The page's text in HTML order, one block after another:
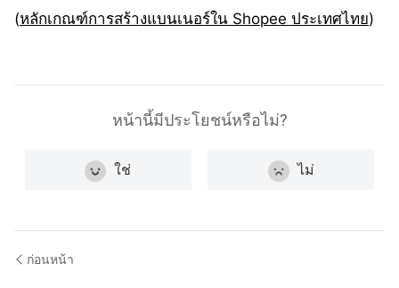
(หลักเกณฑ์การสร้างแบนเนอร์ใน Shopee ประเทศไทย)
หน้านี้มีประโยชน์หรือไม่?
ใช่ ไม่
ก่อนหน้า